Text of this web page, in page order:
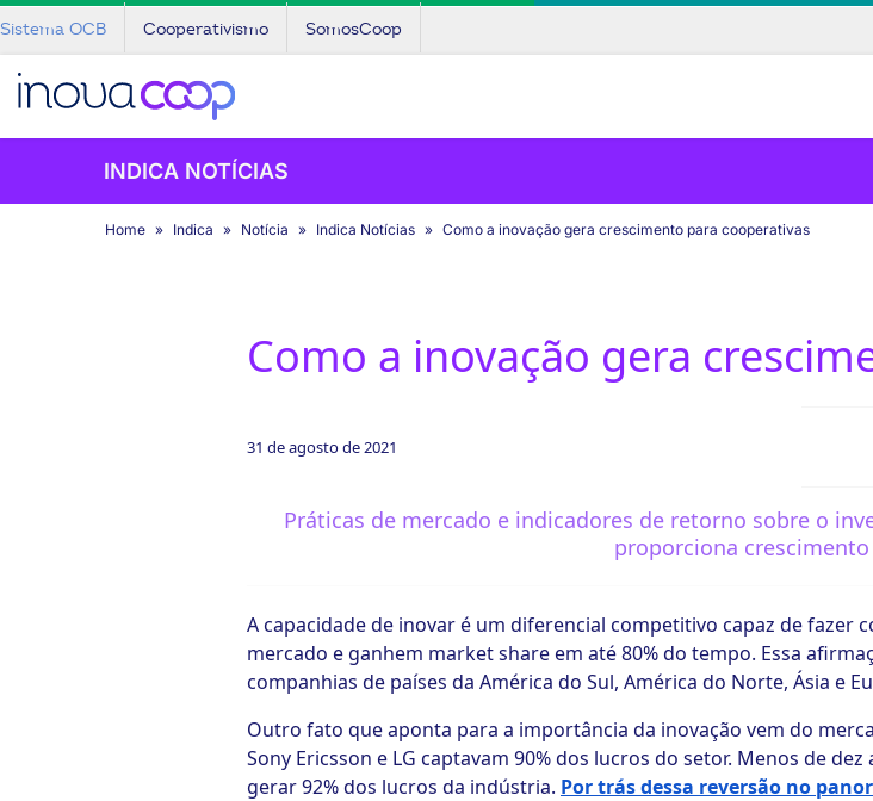
Sistema OCB Cooperativismo SomosCoop
INDICA NOTÍCIAS
Home Indica Notícia Indica Notícias Como a inovação gera crescimento para cooperativas
Como a inovação gera
31 de agosto de 2021
Práticas de mercado e indicadores de retorno sobre o
proporciona
A capacidade de inovar é um diferencial competitivo capaz de fazer
mercado e ganhem market share em até 80% do tempo. Essa
companhias de países da América do Sul, América do Norte, Ásia e
Outro fato que aponta para a importância da inovação vem do
Sony Ericsson e LG captavam 90% dos lucros do setor. Menos de
gerar 92% dos lucros da indústria. Por trás dessa reversão no